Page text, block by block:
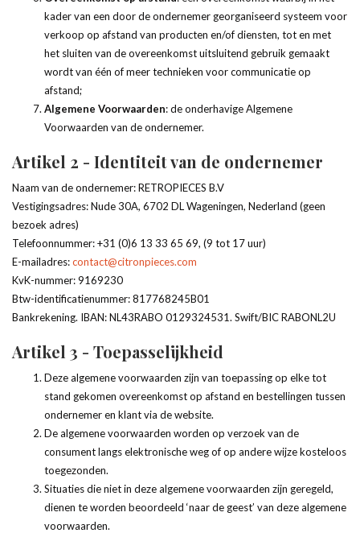
kader van een door de ondernemer georganiseerd systeem voor
verkoop op afstand van producten en/of diensten, tot en met
het sluiten van de overeenkomst uitsluitend gebruik gemaakt
wordt van één of meer technieken voor communicatie op
afstand;
Algemene Voorwaarden: de onderhavige Algemene
Voorwaarden van de ondernemer.
Artikel 2 - Identiteit van de ondernemer
Naam van de ondernemer: RETROPIECES B.V
Vestigingsadres: Nude 30A, 6702 DL Wageningen, Nederland (geen
bezoek adres)
Telefoonnummer: +31 (0)6 13 33 65 69, (9 tot 17 uur)
E-mailadres:contact@citronpieces.com
KvK-nummer: 9169230
Btw-identificatienummer: 817768245B01
Bankrekening. IBAN: NL43RABO 0129324531. Swift/BIC RABONL2U
Artikel 3 - Toepasselijkheid
Deze algemene voorwaarden zijn van toepassing op elke tot
stand gekomen overeenkomst op afstand en bestellingen tussen
ondernemer en klant via de website.
De algemene voorwaarden worden op verzoek van de
consument langs elektronische weg of op andere wijze kosteloos
toegezonden.
Situaties die niet in deze algemene voorwaarden zijn geregeld,
dienen te worden beoordeeld ‘naar de geest’ van deze algemene
voorwaarden.